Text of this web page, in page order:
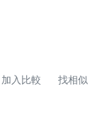
加入比較 找相似